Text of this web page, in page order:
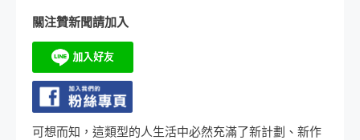
關注贊新聞請加入
可想而知，這類型的人生活中必然充滿了新計劃、新作